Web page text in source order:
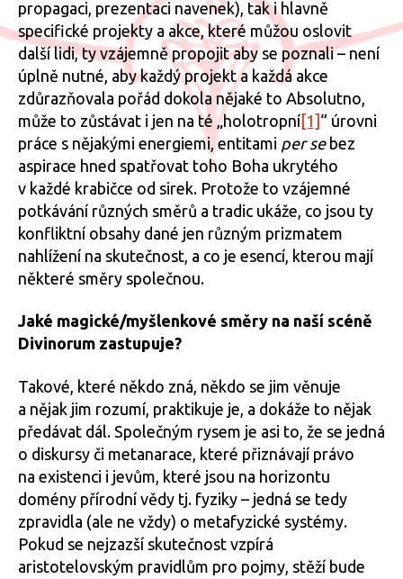
propagaci, prezentaci navenek), tak i hlavně
specifické projekty a akce, které můžou oslovit
další lidi, ty vzájemně propojit aby se poznali – není
úplně nutné, aby každý projekt a každá akce
zdůrazňovala pořád dokola nějaké to Absolutno,
může to zůstávat i jen na té „holotropní[1] “ úrovni
práce s nějakými energiemi, entitami per se bez
aspirace hned spatřovat toho Boha ukrytého
v každé krabičce od sirek. Protože to vzájemné
potkávání různých směrů a tradic ukáže, co jsou ty
konfliktní obsahy dané jen různým prizmatem
nahlížení na skutečnost, a co je esencí, kterou mají
některé směry společnou.
Jaké magické/myšlenkové směry na naší scéně
Divinorum zastupuje?
Takové, které někdo zná, někdo se jim věnuje
a nějak jim rozumí, praktikuje je, a dokáže to nějak
předávat dál. Společným rysem je asi to, že se jedná
o diskursy či metanarace, které přiznávají právo
na existenci i jevům, které jsou na horizontu
domény přírodní vědy tj. fyziky – jedná se tedy
zpravidla (ale ne vždy) o metafyzické systémy.
Pokud se nejzazší skutečnost vzpírá
aristotelovským pravidlům pro pojmy, stěží bude